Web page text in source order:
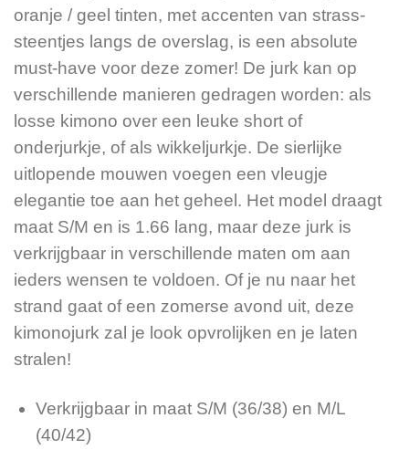
oranje / geel tinten, met accenten van strass-
steentjes langs de overslag, is een absolute
must-have voor deze zomer! De jurk kan op
verschillende manieren gedragen worden: als
losse kimono over een leuke short of
onderjurkje, of als wikkeljurkje. De sierlijke
uitlopende mouwen voegen een vleugje
elegantie toe aan het geheel. Het model draagt
maat S/M en is 1.66 lang, maar deze jurk is
verkrijgbaar in verschillende maten om aan
ieders wensen te voldoen. Of je nu naar het
strand gaat of een zomerse avond uit, deze
kimonojurk zal je look opvrolijken en je laten
stralen!
Verkrijgbaar in maat S/M (36/38) en M/L
(40/42)